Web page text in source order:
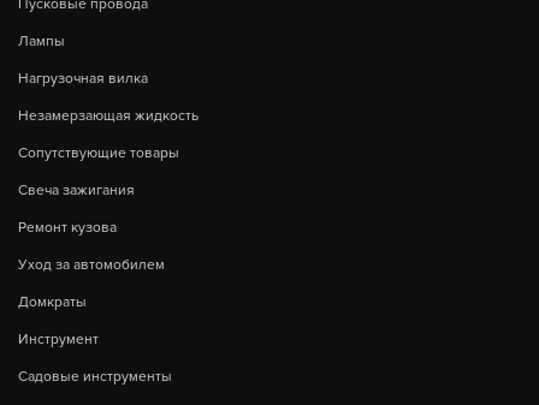
Пусковые провода
Лампы
Нагрузочная вилка
Незамерзающая жидкость
Сопутствующие товары
Свеча зажигания
Ремонт кузова
Уход за автомобилем
Домкраты
Инструмент
Садовые инструменты